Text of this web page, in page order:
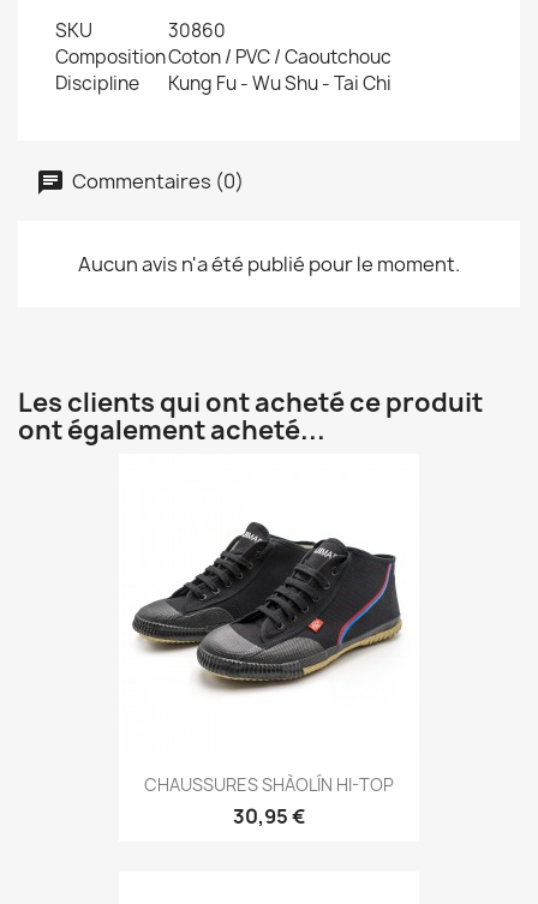
SKU
30860
CompositionCoton / PVC / Caoutchouc
Discipline
Kung Fu - Wu Shu - Tai Chi
Commentaires (0)
Aucun avis n'a été publié pour le moment.
Les clients qui ont acheté ce produit
ont également acheté...
Aperçu rapide
CHAUSSURES SHÀOLÍN HI-TOP
30,95 €